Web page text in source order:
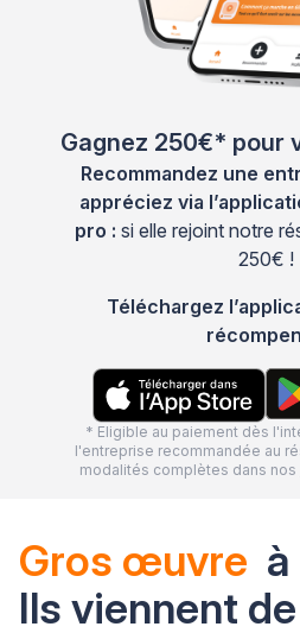
Gagnez 250€* pour
Recommandez une
appréciez via
pro : si elle rejoint notre
250€ !
Téléchargez
* Eligible au paiement dès
l'entreprise recommandée au
modalités complètes dans nos
Gros œuvre
Ils viennent